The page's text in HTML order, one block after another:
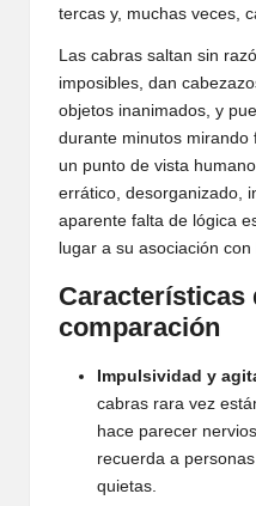
tercas y, muchas veces,
Las cabras saltan sin
imposibles, dan
objetos inanimados, y
durante minutos mirando
un punto de vista
errático, desorganizado,
aparente falta de lógica
lugar a su asociación
Características
comparación
Impulsividad y
cabras rara vez
hace parecer
recuerda a
quietas.